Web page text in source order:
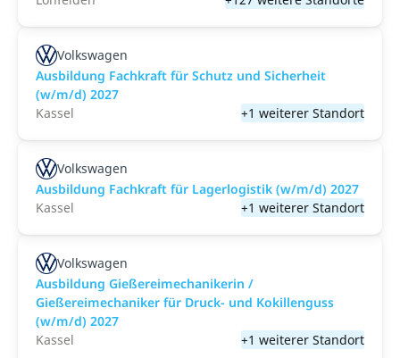
Volkswagen
Ausbildung Fachkraft für Schutz und Sicherheit
(w/m/d) 2027
Kassel
+1 weiterer Standort
Volkswagen
Ausbildung Fachkraft für Lagerlogistik (w/m/d) 2027
Kassel
+1 weiterer Standort
Volkswagen
Ausbildung Gießereimechanikerin /
Gießereimechaniker für Druck- und Kokillenguss
(w/m/d) 2027
Kassel
+1 weiterer Standort